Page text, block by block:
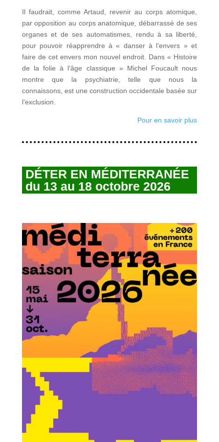
Il faudrait, comme Artaud, revenir au corps atomique,
par opposition au corps anatomique, débarrassé de ses
organes et de ses automatismes, rendu à sa liberté,
pour pouvoir réapprendre à « danser à l’envers » et
faire de cet envers mon nouvel endroit. Dans « Histoire
de la folie à l’âge classique » Michel Foucault nous
montre que la psychiatrie, telle que nous la
connaissons, est une construction occidentale basée sur
l’exclusion.
Pour en savoir plus
DÉTER EN MÉDITERRANÉE
du 13 au 18 octobre 2026